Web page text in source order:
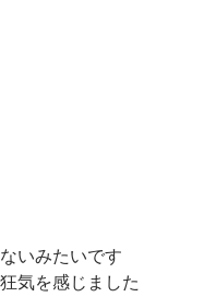
いみたいです
気を感じました